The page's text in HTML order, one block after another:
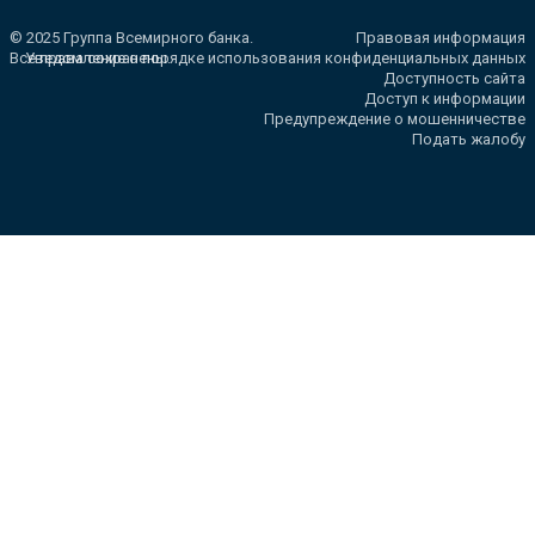
© 2025 Группа Всемирного банка.
Все права сохранены.
Правовая информация
Уведомление о порядке использования конфиденциальных данных
Доступность сайта
Доступ к информации
Предупреждение о мошенничестве
Подать жалобу